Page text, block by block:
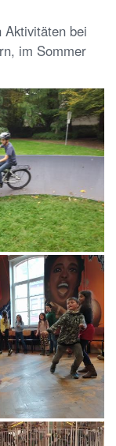
Aktivitäten bei
im Sommer